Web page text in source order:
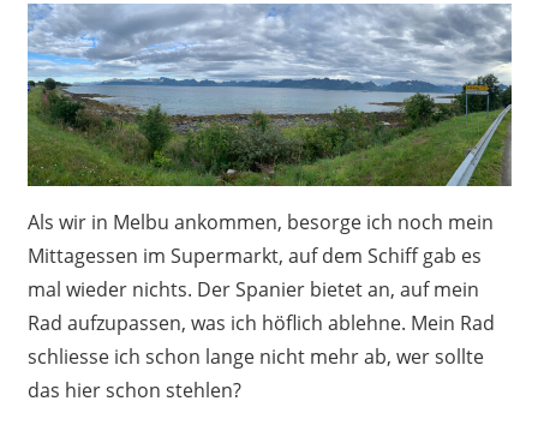
Als wir in Melbu ankommen, besorge ich noch mein
Mittagessen im Supermarkt, auf dem Schiff gab es
mal wieder nichts. Der Spanier bietet an, auf mein
Rad aufzupassen, was ich höflich ablehne. Mein Rad
schliesse ich schon lange nicht mehr ab, wer sollte
das hier schon stehlen?